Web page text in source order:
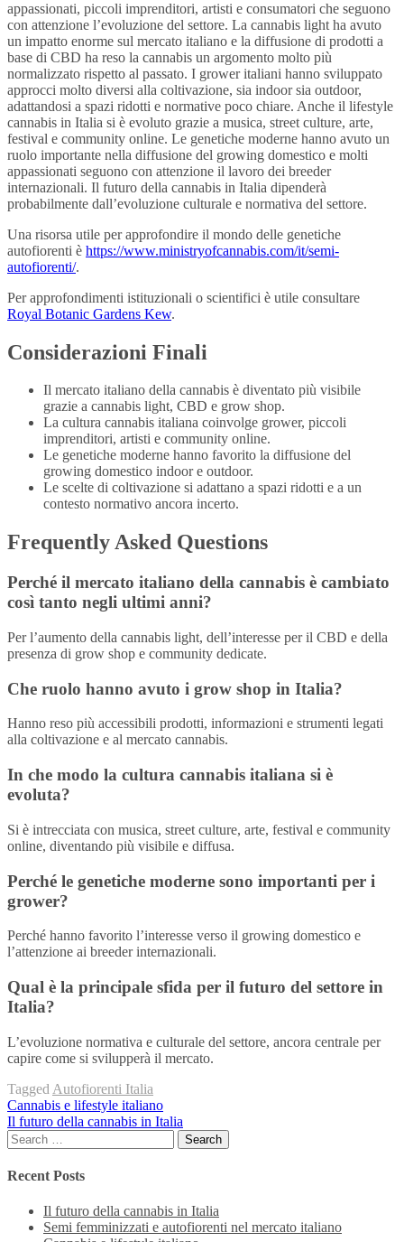
appassionati, piccoli imprenditori, artisti e consumatori che seguono
con attenzione l’evoluzione del settore. La cannabis light ha avuto
un impatto enorme sul mercato italiano e la diffusione di prodotti a
base di CBD ha reso la cannabis un argomento molto più
normalizzato rispetto al passato. I grower italiani hanno sviluppato
approcci molto diversi alla coltivazione, sia indoor sia outdoor,
adattandosi a spazi ridotti e normative poco chiare. Anche il lifestyle
cannabis in Italia si è evoluto grazie a musica, street culture, arte,
festival e community online. Le genetiche moderne hanno avuto un
ruolo importante nella diffusione del growing domestico e molti
appassionati seguono con attenzione il lavoro dei breeder
internazionali. Il futuro della cannabis in Italia dipenderà
probabilmente dall’evoluzione culturale e normativa del settore.
Una risorsa utile per approfondire il mondo delle genetiche
autofiorenti è https://www.ministryofcannabis.com/it/semi-
autofiorenti/.
Per approfondimenti istituzionali o scientifici è utile consultare
Royal Botanic Gardens Kew.
Considerazioni Finali
Il mercato italiano della cannabis è diventato più visibile
grazie a cannabis light, CBD e grow shop.
La cultura cannabis italiana coinvolge grower, piccoli
imprenditori, artisti e community online.
Le genetiche moderne hanno favorito la diffusione del
growing domestico indoor e outdoor.
Le scelte di coltivazione si adattano a spazi ridotti e a un
contesto normativo ancora incerto.
Frequently Asked Questions
Perché il mercato italiano della cannabis è cambiato
così tanto negli ultimi anni?
Per l’aumento della cannabis light, dell’interesse per il CBD e della
presenza di grow shop e community dedicate.
Che ruolo hanno avuto i grow shop in Italia?
Hanno reso più accessibili prodotti, informazioni e strumenti legati
alla coltivazione e al mercato cannabis.
In che modo la cultura cannabis italiana si è
evoluta?
Si è intrecciata con musica, street culture, arte, festival e community
online, diventando più visibile e diffusa.
Perché le genetiche moderne sono importanti per i
grower?
Perché hanno favorito l’interesse verso il growing domestico e
l’attenzione ai breeder internazionali.
Qual è la principale sfida per il futuro del settore in
Italia?
L’evoluzione normativa e culturale del settore, ancora centrale per
capire come si svilupperà il mercato.
Tagged Autofiorenti Italia
Post
navigation
Cannabis e lifestyle italiano
Il futuro della cannabis in Italia
Search
for:
Recent Posts
Il futuro della cannabis in Italia
Semi femminizzati e autofiorenti nel mercato italiano